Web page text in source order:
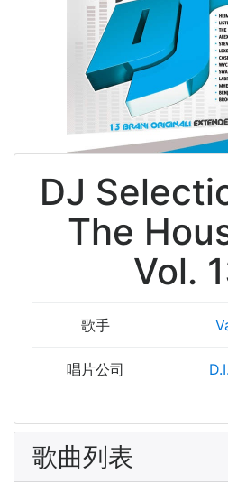
DJ
The
Vol.
歌手
唱片公司
歌曲列表